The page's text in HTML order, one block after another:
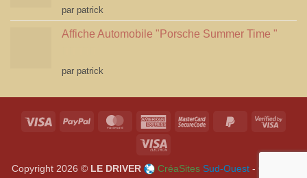
Note4
sur 5
par patrick
Affiche Automobile "Porsche Summer Time "
Note4
sur 5
par patrick
Visa PayPal MasterCardAmericanMasterCardPayPal
Visa
Visa
Copyright 2026 © LE DRIVER CréaSites Sud-Ouest - Création